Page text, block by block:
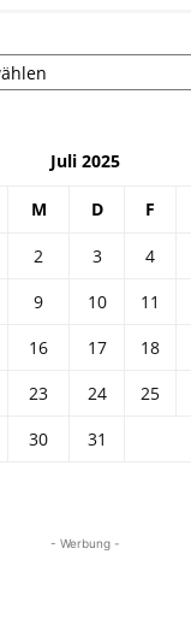
Juli 2025
M D F
2 3 4
9 10 11
16 17 18
23 24 25
30
31
- Werbung -